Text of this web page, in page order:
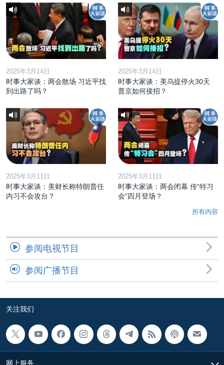
2025年3月14日
时事大家谈：两会散场 习近平找
到出路了吗？
2025年3月14日
时事大家谈：美乌提停火30天
普京如何接招？
2025年3月11日
时事大家谈：美财长称特朗普任
内习不会攻台？
2025年3月11日
时事大家谈：两会闭幕 传“特习
会”四月登场？
所有内容
参阅电视节目
参阅广播节目
关注我们
网上服务